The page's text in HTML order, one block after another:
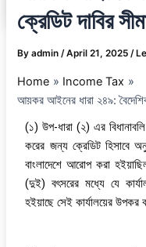
ক্রেডিট দাবির
Byadmin /April 21, 2025 /
Home
Income Tax
আয়কর আইনের ধারা ২৪৯:
(১) উপ-ধারা (২) এর
করের জন্য ক্রেডিট হিসাবে
বাংলাদেশে আরোপ করা
(দুই) বৎসরের মধ্যে যে
হইয়াছে সেই কার্যালয়ের উপকর